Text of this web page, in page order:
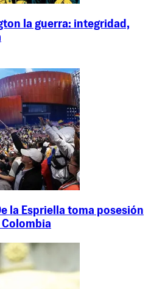
la guerra: integridad,
la Espriella toma posesión